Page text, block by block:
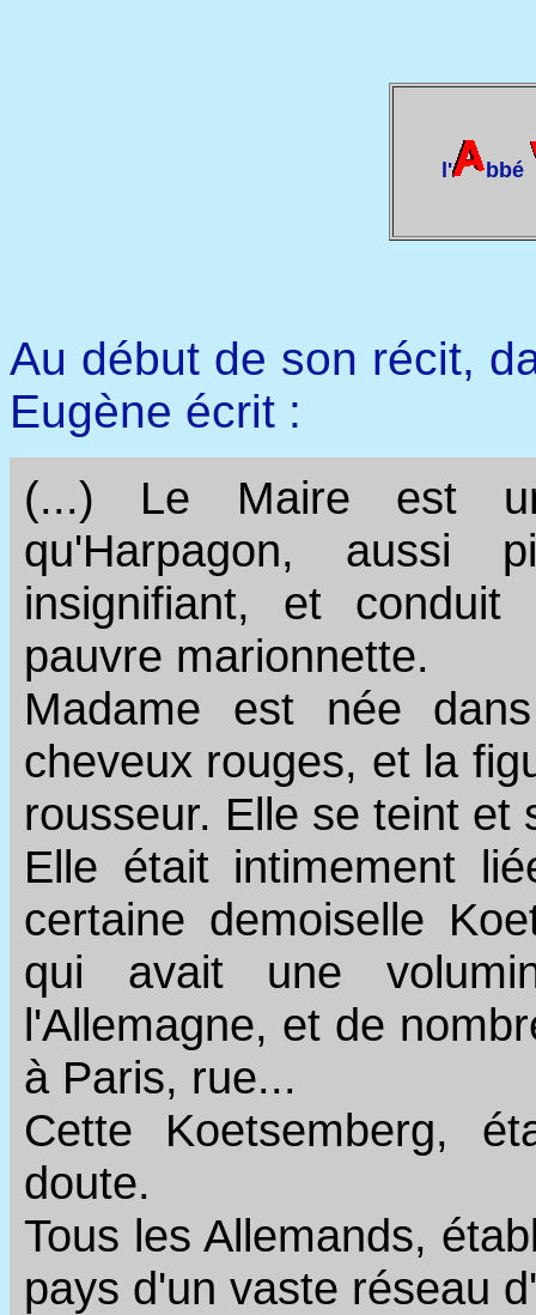
l' bbé
Au début de son récit,
Eugène écrit :
(...) Le Maire est
qu'Harpagon, aussi
insignifiant, et
pauvre marionnette.
Madame est née
cheveux rouges, et la
rousseur. Elle se teint et
Elle était intimement
certaine demoiselle
qui avait une
l'Allemagne, et de
à Paris, rue...
Cette Koetsemberg,
doute.
Tous les Allemands,
pays d'un vaste réseau